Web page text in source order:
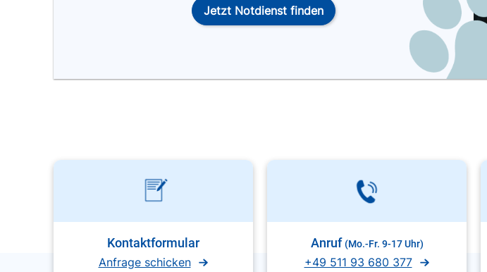
Jetzt Notdienst finden
Kontaktformular
Anfrage schicken
Anruf (Mo.-Fr. 9-17 Uhr)
+49 511 93 680 377